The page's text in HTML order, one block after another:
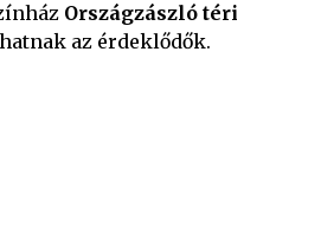
Országzászló téri
az érdeklődők.